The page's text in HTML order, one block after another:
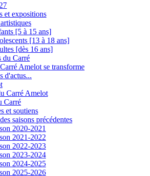
et expositions
[5 à 15 ans]
[13 à 18 ans]
[dès 16 ans]
du Carré
Amelot se transforme
d'actus...
Carré Amelot
Carré
et soutiens
saisons précédentes
2020-2021
2021-2022
2022-2023
2023-2024
2024-2025
2025-2026